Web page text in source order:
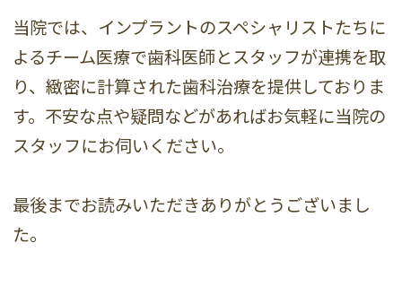
当院では、インプラントのスペシャリストたちに
よるチーム医療で歯科医師とスタッフが連携を取
り、緻密に計算された歯科治療を提供しておりま
す。不安な点や疑問などがあればお気軽に当院の
スタッフにお伺いください。
最後までお読みいただきありがとうございまし
た。